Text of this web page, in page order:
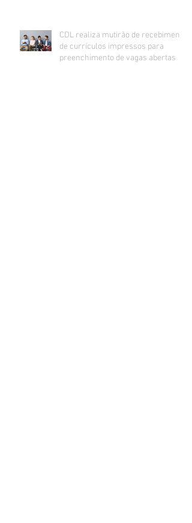
CDL realiza mutirão de recebimento
de currículos impressos para
preenchimento de vagas abertas